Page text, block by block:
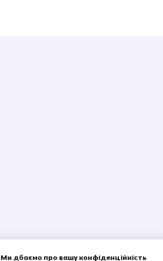
Ми дбаємо про вашу конфіденційність